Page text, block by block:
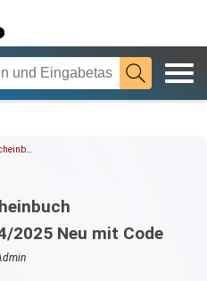
2025 Neu mit Code